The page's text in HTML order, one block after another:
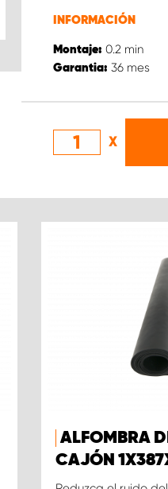
INFORMACIÓN
Montaje: 0.2 min
Garantia: 36 mes
X
ALFOMBRA
CAJÓN